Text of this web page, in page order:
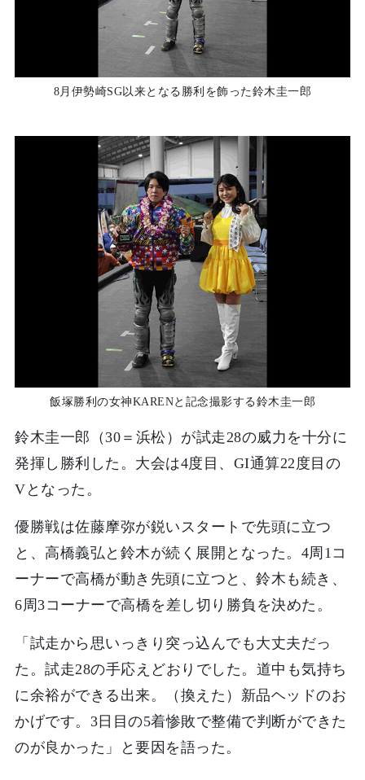
8月伊勢崎SG以来となる勝利を飾った鈴木圭一郎
飯塚勝利の女神KARENと記念撮影する鈴木圭一郎
鈴木圭一郎（30＝浜松）が試走28の威力を十分に
発揮し勝利した。大会は4度目、GI通算22度目の
Vとなった。
優勝戦は佐藤摩弥が鋭いスタートで先頭に立つ
と、高橋義弘と鈴木が続く展開となった。4周1コ
ーナーで高橋が動き先頭に立つと、鈴木も続き、
6周3コーナーで高橋を差し切り勝負を決めた。
「試走から思いっきり突っ込んでも大丈夫だっ
た。試走28の手応えどおりでした。道中も気持ち
に余裕ができる出来。（換えた）新品ヘッドのお
かげです。3日目の5着惨敗で整備で判断ができた
のが良かった」と要因を語った。